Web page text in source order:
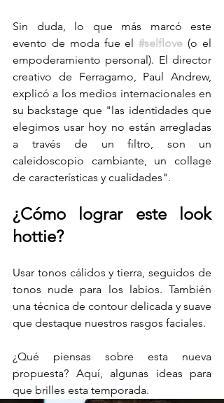
Sin duda, lo que más marcó este
evento de moda fue el #selflove (o el
empoderamiento personal). El director
creativo de Ferragamo, Paul Andrew,
explicó a los medios internacionales en
su backstage que "las identidades que
elegimos usar hoy no están arregladas
a través de un filtro, son un
caleidoscopio cambiante, un collage
de características y cualidades".
¿Cómo lograr este look
hottie?
Usar tonos cálidos y tierra, seguidos de
tonos nude para los labios. También
una técnica de contour delicada y suave
que destaque nuestros rasgos faciales.
¿Qué piensas sobre esta nueva
propuesta? Aquí, algunas ideas para
que brilles esta temporada.